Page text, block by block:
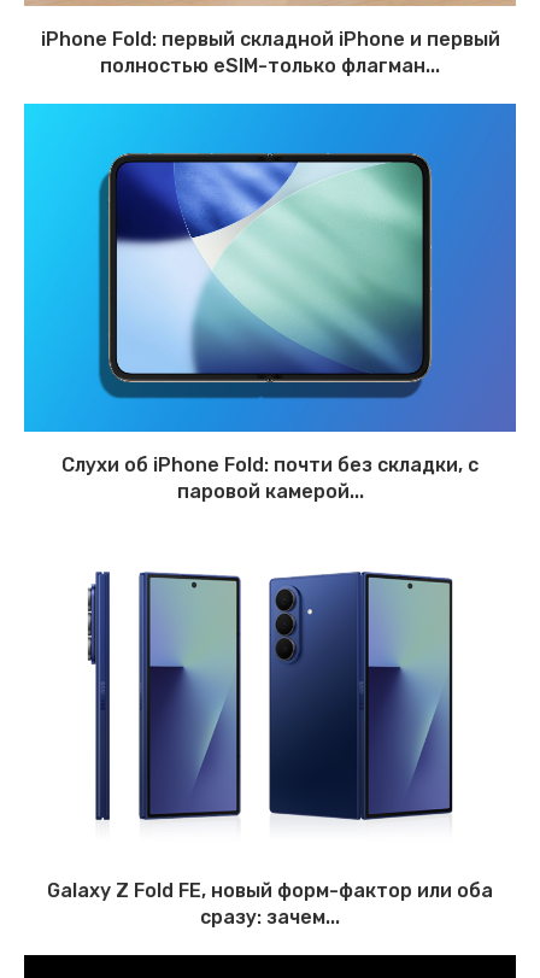
iPhone Fold: первый складной iPhone и первый
полностью eSIM-только флагман...
Слухи об iPhone Fold: почти без складки, с
паровой камерой...
Galaxy Z Fold FE, новый форм-фактор или оба
сразу: зачем...